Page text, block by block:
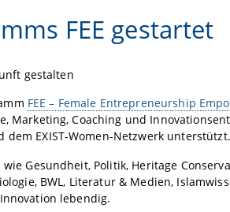
FEE gestartet
gestalten
FEE – Female Entrepreneurship
Marketing, Coaching und
EXIST-Women-Netzwerk unterstützt.
Gesundheit, Politik, Heritage
BWL, Literatur & Medien,
lebendig.